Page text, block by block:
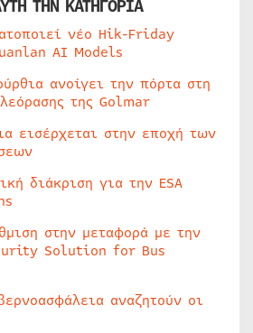
ΤΗΝ ΚΑΤΗΓΟΡΙΑ
νέο Hik-Friday
AI Models
ανοίγει την πόρτα στη
της Golmar
εισέρχεται στην εποχή των
διάκριση για την ESA
στην μεταφορά με την
Solution for Bus
αναζητούν οι